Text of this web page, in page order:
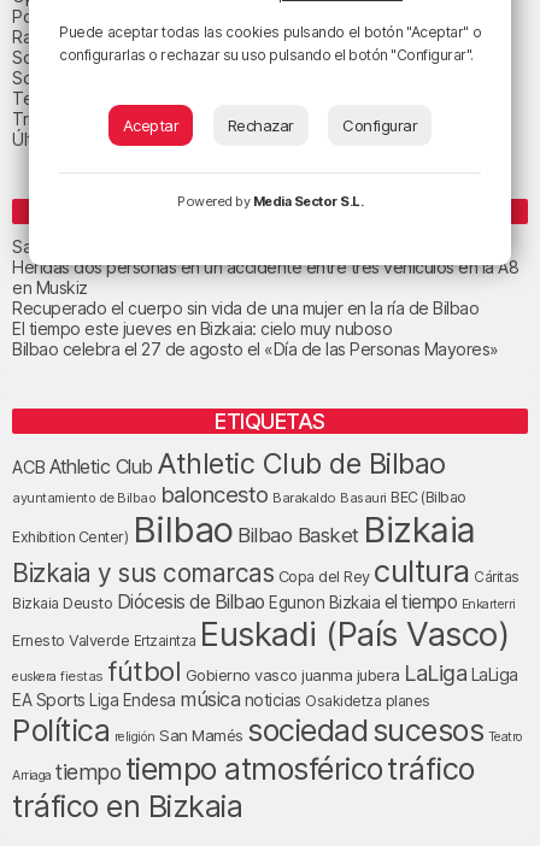
Política
Radio Popular-Herri Irratia
Social y religión
Sociedad
Tecnología
Triple B
Última hora
ENTRADAS RECIENTES
San Juan de Gaztelugatxe cerrará el día del eclipse
Heridas dos personas en un accidente entre tres vehículos en la A8
en Muskiz
Recuperado el cuerpo sin vida de una mujer en la ría de Bilbao
El tiempo este jueves en Bizkaia: cielo muy nuboso
Bilbao celebra el 27 de agosto el «Día de las Personas Mayores»
ETIQUETAS
ACB Athletic Club Athletic Club de Bilbao
ayuntamiento de Bilbao baloncesto Barakaldo Basauri BEC (Bilbao
Exhibition Center) Bilbao Bilbao Basket Bizkaia
Bizkaia y sus comarcas Copa del Rey cultura Cáritas
Bizkaia Deusto Diócesis de Bilbao Egunon Bizkaia el tiempo Enkarterri
Ernesto Valverde Ertzaintza Euskadi (País Vasco)
euskera fiestas fútbol Gobierno vasco juanma jubera LaLiga LaLiga
EA Sports
Liga Endesa música noticias Osakidetza planes
Política religión San Mamés sociedad sucesos Teatro
Arriaga tiempo tiempo atmosféricotráfico
tráfico en Bizkaia
Puede aceptar todas las cookies pulsando el botón "Aceptar" o
configurarlas o rechazar su uso pulsando el botón "Configurar".
Aceptar Rechazar Configurar
Powered by Media Sector S.L.